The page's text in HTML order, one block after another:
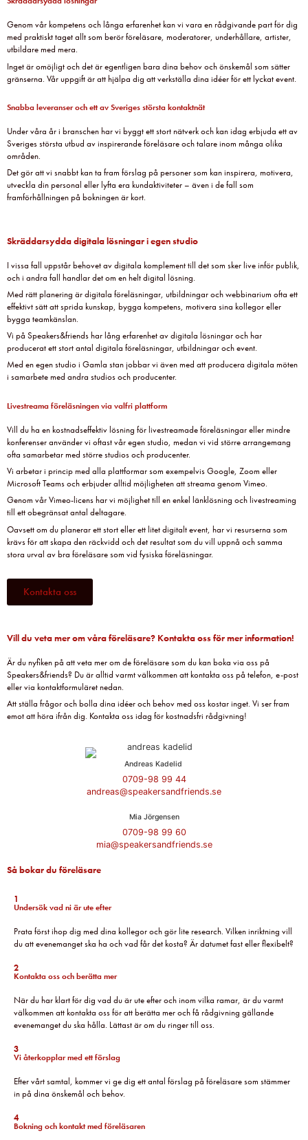
Genom vår kompetens och långa erfarenhet kan vi vara en rådgivande part för dig
med praktiskt taget allt som berör föreläsare, moderatorer, underhållare, artister,
utbildare med mera.
Inget är omöjligt och det är egentligen bara dina behov och önskemål som sätter
gränserna. Vår uppgift är att hjälpa dig att verkställa dina idéer för ett lyckat event.
Snabba leveranser och ett av Sveriges största kontaktnät
Under våra år i branschen har vi byggt ett stort nätverk och kan idag erbjuda ett av
Sveriges största utbud av inspirerande föreläsare och talare inom många olika
områden.
Det gör att vi snabbt kan ta fram förslag på personer som kan inspirera, motivera,
utveckla din personal eller lyfta era kundaktiviteter – även i de fall som
framförhållningen på bokningen är kort.
Skräddarsydda digitala lösningar i egen studio
I vissa fall uppstår behovet av digitala komplement till det som sker live inför publik,
och i andra fall handlar det om en helt digital lösning.
Med rätt planering är digitala föreläsningar, utbildningar och webbinarium ofta ett
effektivt sätt att sprida kunskap, bygga kompetens, motivera sina kollegor eller
bygga teamkänslan.
Vi på Speakers&friends har lång erfarenhet av digitala lösningar och har
producerat ett stort antal digitala föreläsningar, utbildningar och event.
Med en egen studio i Gamla stan jobbar vi även med att producera digitala möten
i samarbete med andra studios och producenter.
Livestreama föreläsningen via valfri plattform
Vill du ha en kostnadseffektiv lösning för livestreamade föreläsningar eller mindre
konferenser använder vi oftast vår egen studio, medan vi vid större arrangemang
ofta samarbetar med större studios och producenter.
Vi arbetar i princip med alla plattformar som exempelvis Google, Zoom eller
Microsoft Teams och erbjuder alltid möjligheten att streama genom Vimeo.
Genom vår Vimeo-licens har vi möjlighet till en enkel länklösning och livestreaming
till ett obegränsat antal deltagare.
Oavsett om du planerar ett stort eller ett litet digitalt event, har vi resurserna som
krävs för att skapa den räckvidd och det resultat som du vill uppnå och samma
stora urval av bra föreläsare som vid fysiska föreläsningar.
Kontakta oss
Vill du veta mer om våra föreläsare? Kontakta oss för mer information!
Är du nyfiken på att veta mer om de föreläsare som du kan boka via oss på
Speakers&friends? Du är alltid varmt välkommen att kontakta oss på telefon, e-post
eller via kontaktformuläret nedan.
Att ställa frågor och bolla dina idéer och behov med oss kostar inget. Vi ser fram
emot att höra ifrån dig. Kontakta oss idag för kostnadsfri rådgivning!
Andreas Kadelid ​
0709-98 99 44
andreas@speakersandfriends.se​
Mia Jörgensen
0709-98 99 60
mia@speakersandfriends.se​
Så bokar du föreläsare
1
Undersök vad ni är ute efter
Prata först ihop dig med dina kollegor och gör lite research. Vilken inriktning vill
du att evenemanget ska ha och vad får det kosta? Är datumet fast eller flexibelt?
2
Kontakta oss och berätta mer
När du har klart för dig vad du är ute efter och inom vilka ramar, är du varmt
välkommen att kontakta oss för att berätta mer och få rådgivning gällande
evenemanget du ska hålla. Lättast är om du ringer till oss.
3
Vi återkopplar med ett förslag
Efter vårt samtal, kommer vi ge dig ett antal förslag på föreläsare som stämmer
in på dina önskemål och behov.
4
Bokning och kontakt med föreläsaren